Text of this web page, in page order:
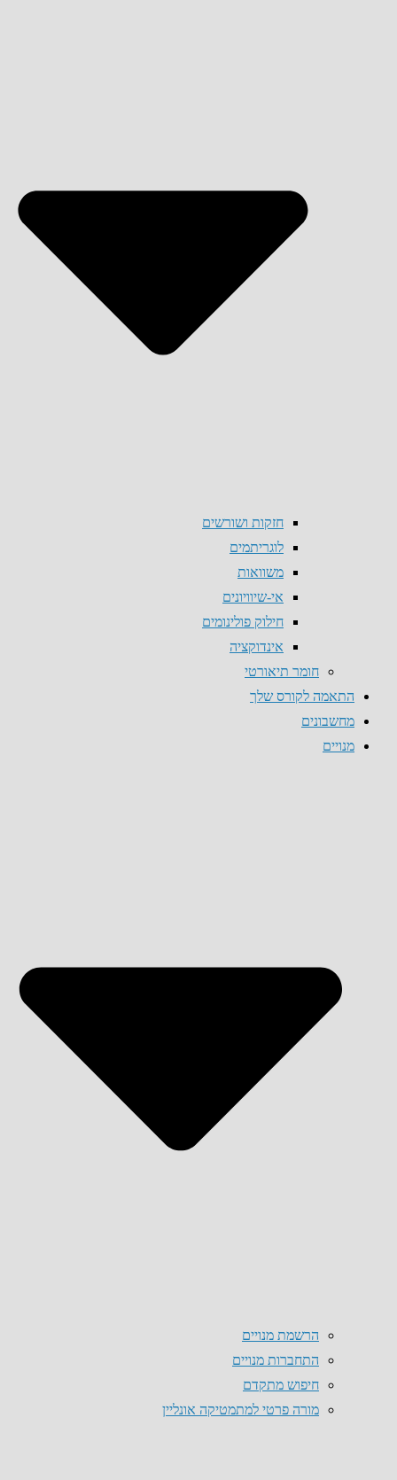
חזקות ושורשים
לוגריתמים
משוואות
אי-שיוויונים
חילוק פולינומים
אינדוקציה
חומר תיאורטי
התאמה לקורס שלך
מחשבונים
מנויים
הרשמת מנויים
התחברות מנויים
חיפוש מתקדם
מורה פרטי למתמטיקה אונליין